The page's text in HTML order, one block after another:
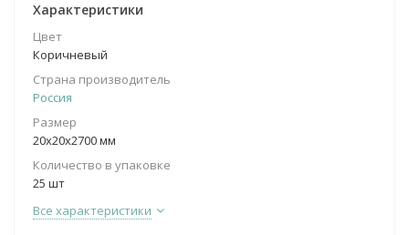
Характеристики
Цвет
Коричневый
Страна производитель
Россия
Размер
20х20х2700 мм
Количество в упаковке
25 шт
Все характеристики